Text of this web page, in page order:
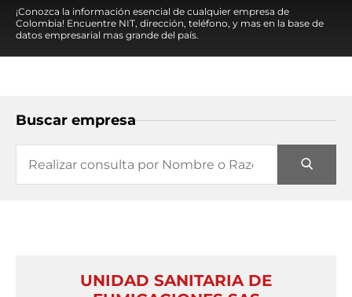
¡Conozca la información esencial de cualquier empresa de
Colombia! Encuentre NIT, dirección, teléfono, y mas en la base de
datos empresarial mas grande del país.
Buscar empresa
UNIDAD SANITARIA DE